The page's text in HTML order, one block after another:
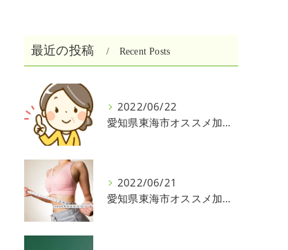
最近の投稿 Recent Posts
2022/06/22
愛知県東海市オススメ加圧パーソナルトレーニングジム One❣️
2022/06/21
愛知県東海市オススメ加圧パーソナルトレーニングジム One❣️